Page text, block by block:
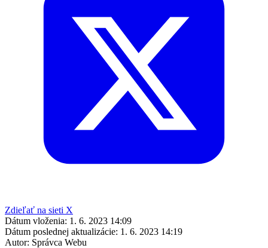
Zdieľať na sieti X
Dátum vloženia: 1. 6. 2023 14:09
Dátum poslednej aktualizácie: 1. 6. 2023 14:19
Autor: Správca Webu